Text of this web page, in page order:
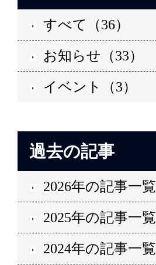
すべて（36）
お知らせ（33）
イベント（3）
過去の記事
2026年の記事一覧
2025年の記事一覧
2024年の記事一覧